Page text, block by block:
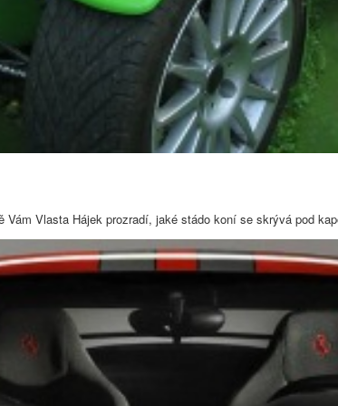
Vlasta Hájek prozradí, jaké stádo koní se skrývá pod